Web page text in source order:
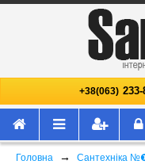
+38(063) 233-
Головна → Сантехніка